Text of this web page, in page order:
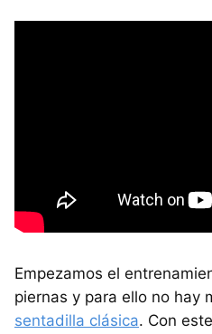
Empezamos el
piernas y para ello no hay
sentadilla clásica. Con